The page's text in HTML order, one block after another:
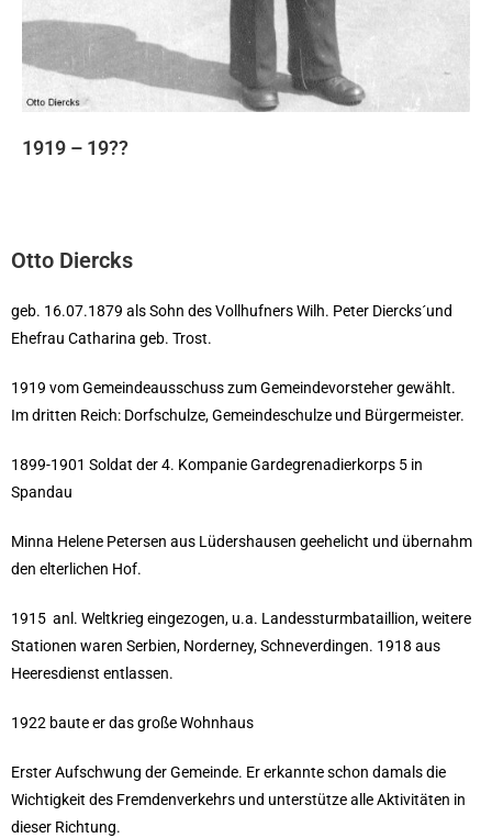
1919 – 19??
Otto Diercks
geb. 16.07.1879 als Sohn des Vollhufners Wilh. Peter Diercks´und
Ehefrau Catharina geb. Trost.
1919 vom Gemeindeausschuss zum Gemeindevorsteher gewählt.
Im dritten Reich: Dorfschulze, Gemeindeschulze und Bürgermeister.
1899-1901 Soldat der 4. Kompanie Gardegrenadierkorps 5 in
Spandau
Minna Helene Petersen aus Lüdershausen geehelicht und übernahm
den elterlichen Hof.
1915 anl. Weltkrieg eingezogen, u.a. Landessturmbataillion, weitere
Stationen waren Serbien, Norderney, Schneverdingen. 1918 aus
Heeresdienst entlassen.
1922 baute er das große Wohnhaus
Erster Aufschwung der Gemeinde. Er erkannte schon damals die
Wichtigkeit des Fremdenverkehrs und unterstütze alle Aktivitäten in
dieser Richtung.